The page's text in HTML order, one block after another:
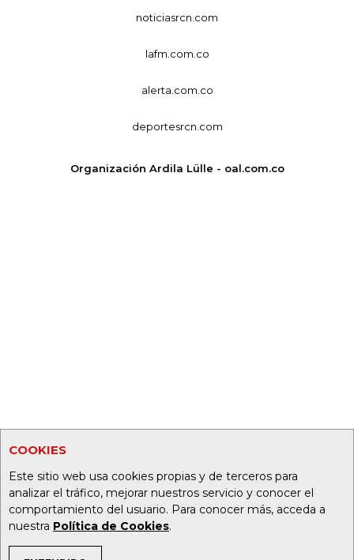
COOKIES
Este sitio web usa cookies propias y de terceros para
analizar el tráfico, mejorar nuestros servicio y conocer el
comportamiento del usuario. Para conocer más, acceda a
nuestra Política de Cookies.
noticiasrcn.com
lafm.com.co
alerta.com.co
deportesrcn.com
Organización Ardila Lülle - oal.com.co